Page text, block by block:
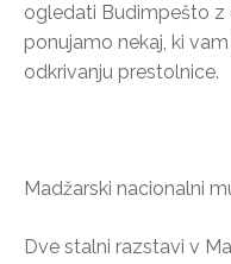
ogledati Budimpešto z
ponujamo nekaj, ki
odkrivanju prestolnice.
Madžarski nacionalni
Dve stalni razstavi v